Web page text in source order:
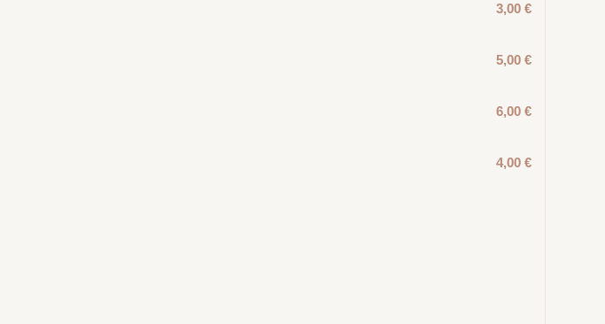
3,00 €
5,00 €
6,00 €
4,00 €